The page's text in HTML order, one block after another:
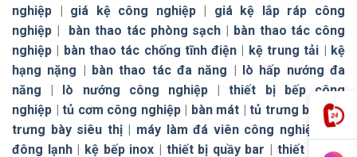
nghiệp
giá kệ công nghiệp| giá kệ lắp ráp công
nghiệp
bàn thao tác phòng sạch
bàn thao tác công
nghiệp
bàn thao tác chống tĩnh điện kệ trung tải
kệ
hạng nặng
bàn thao tác đa năng
lò hấp nướng đa
năng
lò nướng công nghiệp |thiết bị bếp công
nghiệp
tủ cơm công nghiệp| bàn mát tủ trưng bày |tủ
trưng bày siêu thị| máy làm đá viên công nghiệp |tủ
đông lạnh| kệ bếp inox thiết bị quầy bar
thiết bị chế